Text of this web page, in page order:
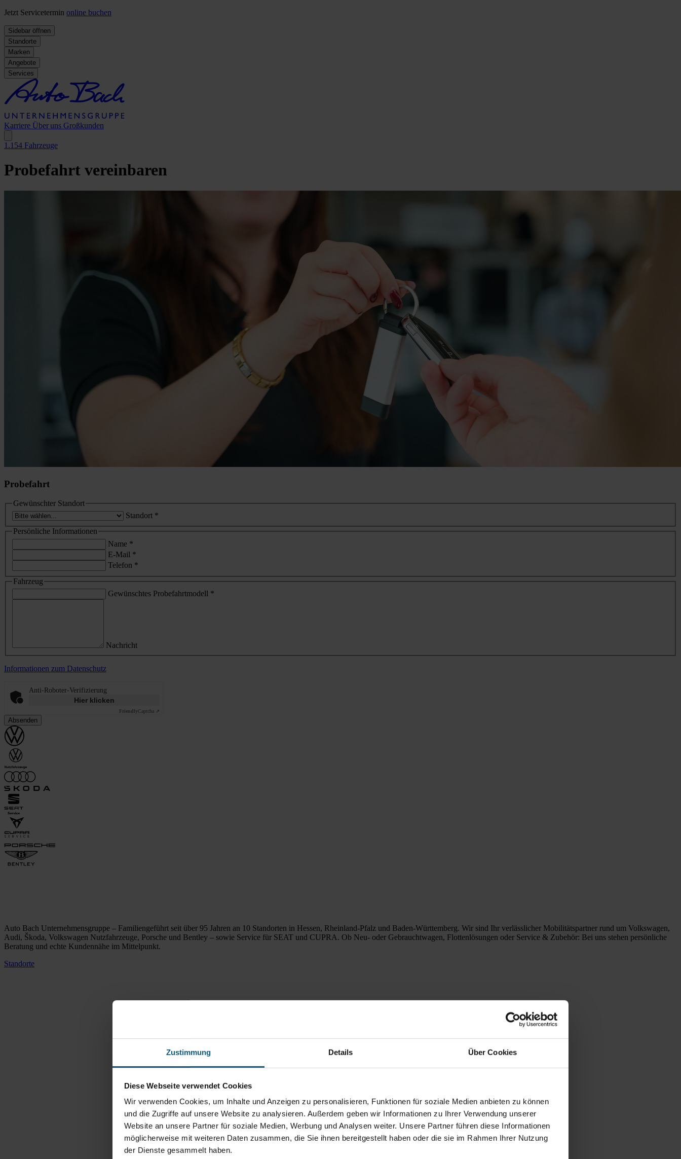
Zustimmung Details Über Cookies
Diese Webseite verwendet Cookies
Wir verwenden Cookies, um Inhalte und Anzeigen zu personalisieren, Funktionen für soziale Medien anbieten zu können
und die Zugriffe auf unsere Website zu analysieren. Außerdem geben wir Informationen zu Ihrer Verwendung unserer
Website an unsere Partner für soziale Medien, Werbung und Analysen weiter. Unsere Partner führen diese Informationen
möglicherweise mit weiteren Daten zusammen, die Sie ihnen bereitgestellt haben oder die sie im Rahmen Ihrer Nutzung
der Dienste gesammelt haben.
Jetzt Servicetermin online buchen
Sidebar öffnen
Standorte
Marken
Angebote
Services
Karriere Über uns Großkunden
1.154 Fahrzeuge
Probefahrt vereinbaren
Probefahrt
Gewünschter Standort
Standort *
Persönliche Informationen
Name *
E-Mail *
Telefon *
Fahrzeug
Gewünschtes Probefahrtmodell *
Nachricht
Informationen zum Datenschutz
Anti-Roboter-Verifizierung
Hier klicken
FriendlyCaptcha ⇗
Absenden
Auto Bach Unternehmensgruppe – Familiengeführt seit über 95 Jahren an 10 Standorten in Hessen, Rheinland-Pfalz und Baden-Württemberg. Wir sind Ihr verlässlicher Mobilitätspartner rund um Volkswagen,
Audi, Škoda, Volkswagen Nutzfahrzeuge, Porsche und Bentley – sowie Service für SEAT und CUPRA. Ob Neu- oder Gebrauchtwagen, Flottenlösungen oder Service & Zubehör: Bei uns stehen persönliche
Beratung und echte Kundennähe im Mittelpunkt.
Standorte